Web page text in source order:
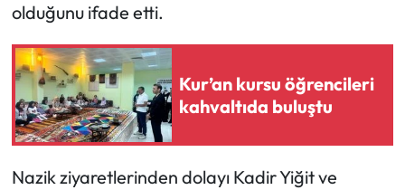
olduğunu ifade etti.
Kur’an kursu öğrencileri
kahvaltıda buluştu
Nazik ziyaretlerinden dolayı Kadir Yiğit ve
Ortaköy Haberleri
Osmancık Haberleri
Otomotiv